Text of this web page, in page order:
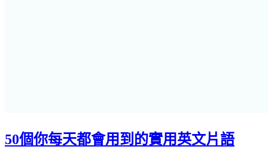
50個你每天都會用到的實用英文片語